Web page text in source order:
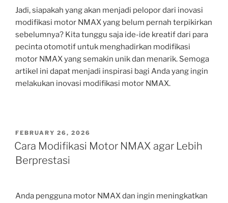
Jadi, siapakah yang akan menjadi pelopor dari inovasi
modifikasi motor NMAX yang belum pernah terpikirkan
sebelumnya? Kita tunggu saja ide-ide kreatif dari para
pecinta otomotif untuk menghadirkan modifikasi
motor NMAX yang semakin unik dan menarik. Semoga
artikel ini dapat menjadi inspirasi bagi Anda yang ingin
melakukan inovasi modifikasi motor NMAX.
POSTED
ON
FEBRUARY 26, 2026
Cara Modifikasi Motor NMAX agar Lebih
Berprestasi
Anda pengguna motor NMAX dan ingin meningkatkan